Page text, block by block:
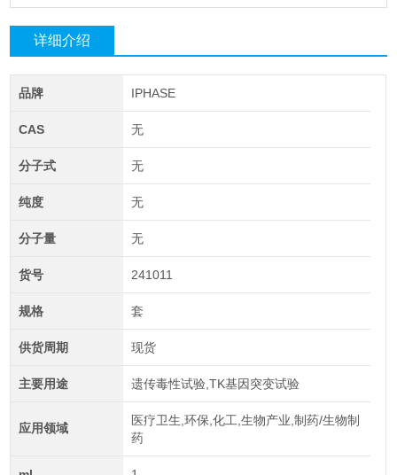
详细介绍
品牌 IPHASE
CAS 无
分子式 无
纯度 无
分子量 无
货号 241011
规格 套
供货周期 现货
主要用途 遗传毒性试验,TK基因突变试验
应用领域
医疗卫生,环保,化工,生物产业,制药/生物制
药